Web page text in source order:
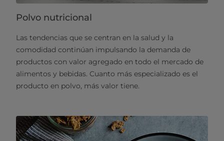
Polvo nutricional
Las tendencias que se centran en la salud y la
comodidad continúan impulsando la demanda de
productos con valor agregado en todo el mercado de
alimentos y bebidas. Cuanto más especializado es el
producto en polvo, más valor tiene.